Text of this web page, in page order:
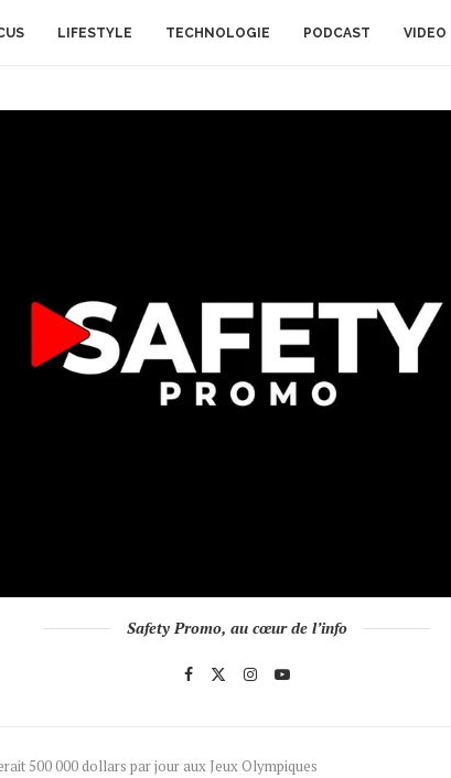
LIFESTYLE TECHNOLOGIE PODCAST VIDEO
Safety Promo, au cœur de l’info
500 000 dollars par jour aux Jeux Olympiques